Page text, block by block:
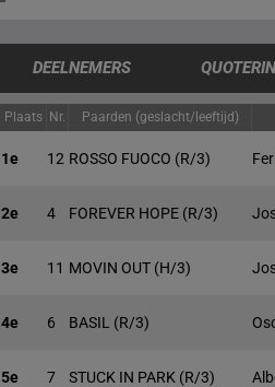
DEELNEMERS
Plaats Nr. Paarden (geslacht/leeftijd)
1e 12 ROSSO FUOCO (R/3)
2e 4 FOREVER HOPE (R/3)
3e 11 MOVIN OUT (H/3)
4e 6 BASIL (R/3)
5e 7 STUCK IN PARK (R/3)